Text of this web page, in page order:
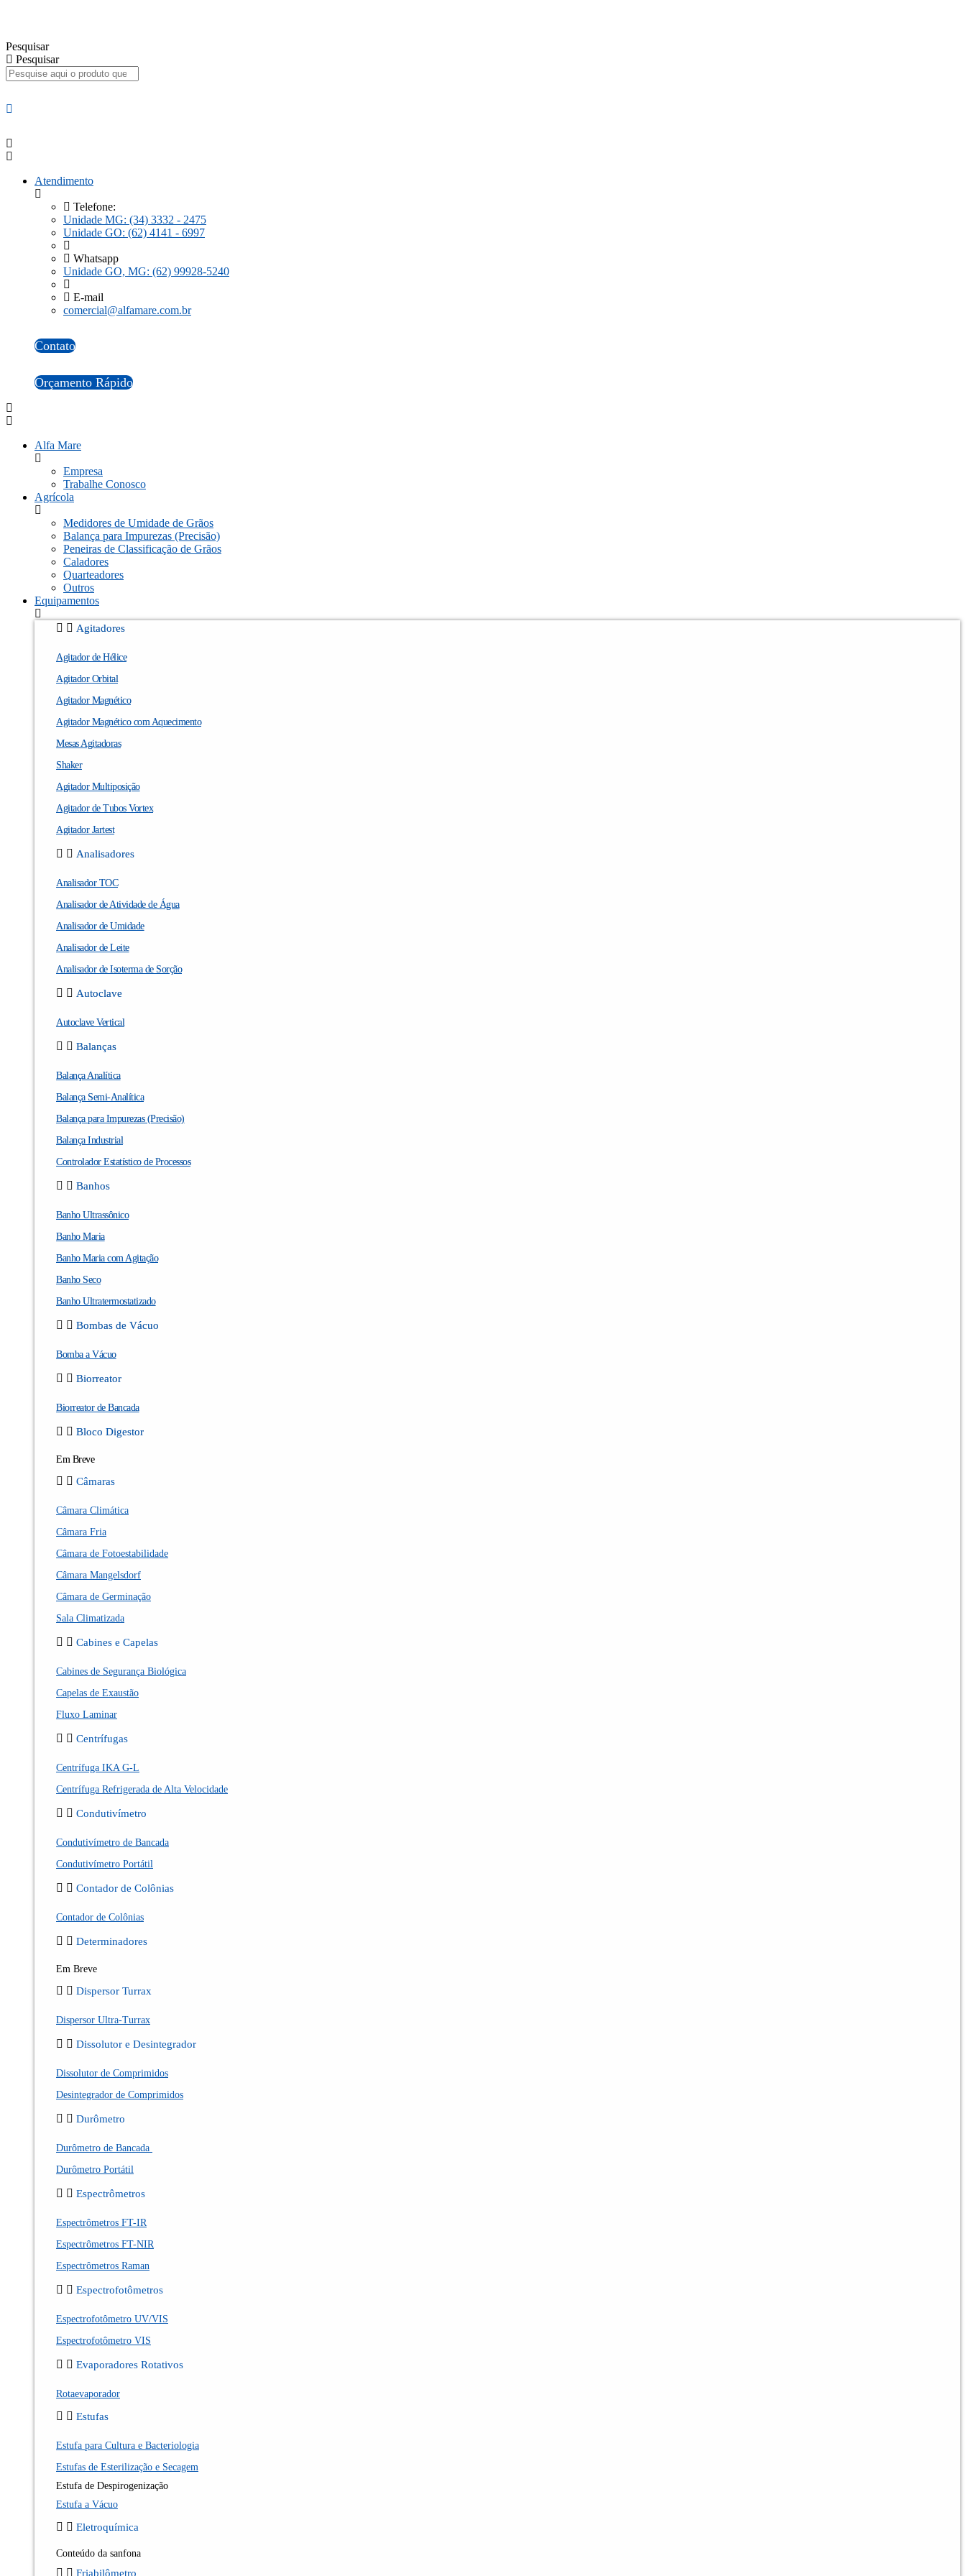
conteúdo
Pesquisar
Pesquisar
Atendimento
Telefone:
Unidade MG: (34) 3332 - 2475
Unidade GO: (62) 4141 - 6997
Whatsapp
Unidade GO, MG: (62) 99928-5240
E-mail
comercial@alfamare.com.br
Contato
Orçamento Rápido
Alfa Mare
Empresa
Trabalhe Conosco
Agrícola
Medidores de Umidade de Grãos
Balança para Impurezas (Precisão)
Peneiras de Classificação de Grãos
Caladores
Quarteadores
Outros
Equipamentos
Agitadores
Agitador de Hélice
Agitador Orbital
Agitador Magnético
Agitador Magnético com Aquecimento
Mesas Agitadoras
Shaker
Agitador Multiposição
Agitador de Tubos Vortex
Agitador Jartest
Analisadores
Analisador TOC
Analisador de Atividade de Água
Analisador de Umidade
Analisador de Leite
Analisador de Isoterma de Sorção
Autoclave
Autoclave Vertical
Balanças
Balança Analítica
Balança Semi-Analítica
Balança para Impurezas (Precisão)
Balança Industrial
Controlador Estatístico de Processos
Banhos
Banho Ultrassônico
Banho Maria
Banho Maria com Agitação
Banho Seco
Banho Ultratermostatizado
Bombas de Vácuo
Bomba a Vácuo
Biorreator
Biorreator de Bancada
Bloco Digestor
Em Breve
Câmaras
Câmara Climática
Câmara Fria
Câmara de Fotoestabilidade
Câmara Mangelsdorf
Câmara de Germinação
Sala Climatizada
Cabines e Capelas
Cabines de Segurança Biológica
Capelas de Exaustão
Fluxo Laminar
Centrífugas
Centrífuga IKA G-L
Centrífuga Refrigerada de Alta Velocidade
Condutivímetro
Condutivímetro de Bancada
Condutivímetro Portátil
Contador de Colônias
Contador de Colônias
Determinadores
Em Breve
Dispersor Turrax
Dispersor Ultra-Turrax
Dissolutor e Desintegrador
Dissolutor de Comprimidos
Desintegrador de Comprimidos
Durômetro
Durômetro de Bancada
Durômetro Portátil
Espectrômetros
Espectrômetros FT-IR
Espectrômetros FT-NIR
Espectrômetros Raman
Espectrofotômetros
Espectrofotômetro UV/VIS
Espectrofotômetro VIS
Evaporadores Rotativos
Rotaevaporador
Estufas
Estufa para Cultura e Bacteriologia
Estufas de Esterilização e Secagem
Estufa de Despirogenização
Estufa a Vácuo
Eletroquímica
Conteúdo da sanfona
Friabilômetro